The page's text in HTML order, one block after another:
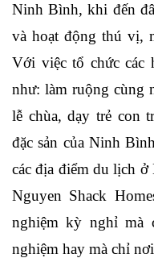
Ninh Bình, khi đến
và hoạt động thú vị,
Với việc tổ chức các
như: làm ruộng cùng
lễ chùa, dạy trẻ con
đặc sản của Ninh
các địa điểm du lịch
Nguyen Shack
nghiệm kỳ nghỉ mà
nghiệm hay mà chỉ